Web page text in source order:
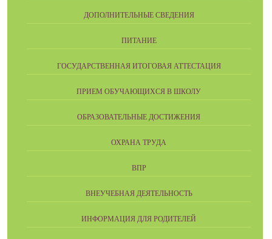
ДОПОЛНИТЕЛЬНЫЕ СВЕДЕНИЯ
ПИТАНИЕ
ГОСУДАРСТВЕННАЯ ИТОГОВАЯ АТТЕСТАЦИЯ
ПРИЕМ ОБУЧАЮЩИХСЯ В ШКОЛУ
ОБРАЗОВАТЕЛЬНЫЕ ДОСТИЖЕНИЯ
ОХРАНА ТРУДА
ВПР
ВНЕУЧЕБНАЯ ДЕЯТЕЛЬНОСТЬ
ИНФОРМАЦИЯ ДЛЯ РОДИТЕЛЕЙ